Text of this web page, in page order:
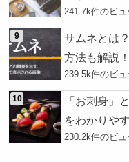
241.7k件のビュ
サムネとは
方法も解説！
239.5k件のビュ
「お刺身」
をわかりや
230.2k件のビュ